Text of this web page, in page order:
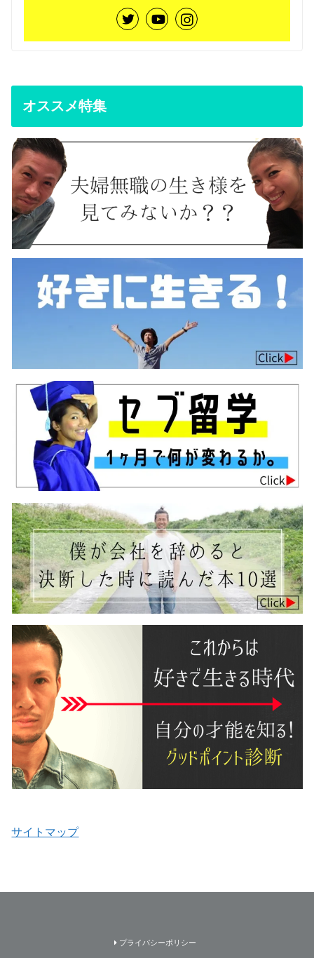
オススメ特集
サイトマップ
プライバシーポリシー